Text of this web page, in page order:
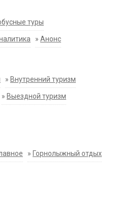
туры
» Анонс
» Внутренний туризм
» Выездной туризм
» Горнолыжный отдых